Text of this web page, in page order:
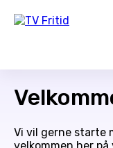
Vi vil gerne starte